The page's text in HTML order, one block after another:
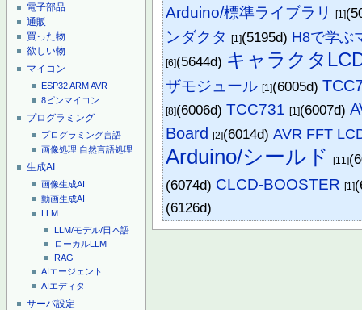
電子部品
通販
買った物
欲しい物
マイコン
ESP32ARMAVR
8ピンマイコン
プログラミング
プログラミング言語
画像処理 自然言語処理
生成AI
画像生成AI
動画生成AI
LLM
LLM/モデル/日本語
ローカルLLM
RAG
AIエージェント
AIエディタ
サーバ設定
Arduino/標準ライブラリ [1]
ンダクタ [1](5195d) H8で学ぶ
[6](5644d) キャラクタ
ザモジュール [1](6005d)
[8](6006d)TCC731 [1](6007d)
Board [2](6014d)AVR FFT
Arduino/シールド [11]
(6074d) CLCD-BOOSTER [1]
(6126d)